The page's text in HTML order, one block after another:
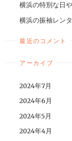
横浜の特別な日
横浜の振袖レン
最近のコメント
アーカイブ
2024年7月
2024年6月
2024年5月
2024年4月